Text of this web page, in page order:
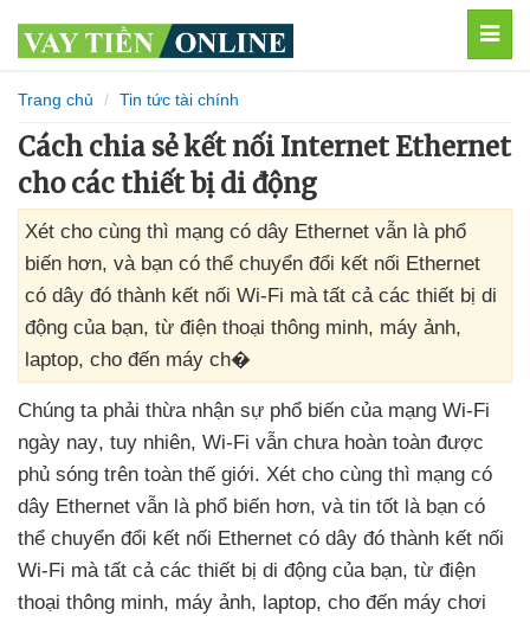
Trang chủ Tin tức tài chính
Cách chia sẻ kết nối Internet Ethernet
cho các thiết bị di động
Xét cho cùng thì mạng có dây Ethernet vẫn là phổ
biến hơn, và bạn có thể chuyển đổi kết nối Ethernet
có dây đó thành kết nối Wi-Fi mà tất cả các thiết bị di
động của bạn, từ điện thoại thông minh, máy ảnh,
laptop, cho đến máy ch�
Chúng ta phải thừa nhận sự phổ biến của mạng Wi-Fi
ngày nay, tuy nhiên, Wi-Fi vẫn chưa hoàn toàn được
phủ sóng trên toàn thế giới. Xét cho cùng thì mạng có
dây Ethernet vẫn là phổ biến hơn, và tin tốt là bạn có
thể chuyển đổi kết nối Ethernet có dây đó thành kết nối
Wi-Fi mà tất cả các thiết bị di động của bạn, từ điện
thoại thông minh, máy ảnh, laptop, cho đến máy chơi